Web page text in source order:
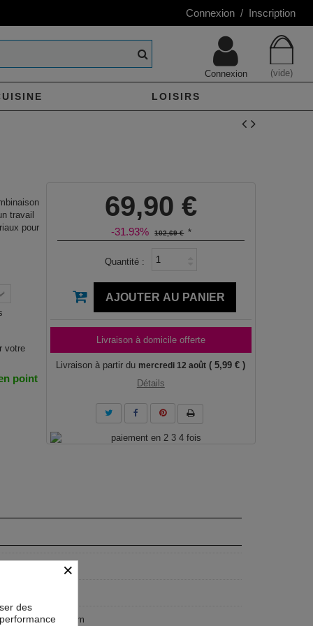
Connexion / Inscription
(vide)
Connexion
LOISIRS
travail
pour
votre
point
69,90 €
-31.93% 102,69 € *
Quantité :
AJOUTER AU PANIER
Livraison à domicile offerte
Livraison à partir du mercredi 12 août ( 5,99 € )
Détails
cm, 200x100 cm
×
des